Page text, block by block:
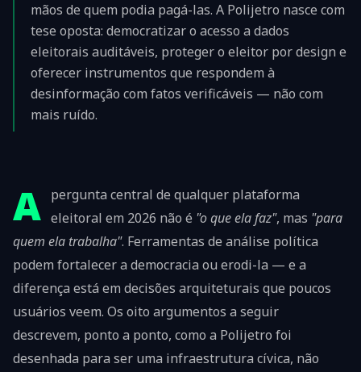
mãos de quem podia pagá-las. A Polijetro nasce com
tese oposta: democratizar o acesso a dados
eleitorais auditáveis, proteger o eleitor por design e
oferecer instrumentos que respondem à
desinformação com fatos verificáveis — não com
mais ruído.
A pergunta central de qualquer plataforma
eleitoral em 2026 não é "o que ela faz", mas "para
quem ela trabalha". Ferramentas de análise política
podem fortalecer a democracia ou erodi-la — e a
diferença está em decisões arquiteturais que poucos
usuários veem. Os oito argumentos a seguir
descrevem, ponto a ponto, como a Polijetro foi
desenhada para ser uma infraestrutura cívica, não